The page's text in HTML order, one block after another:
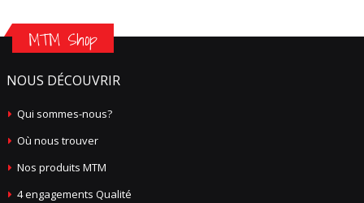
MTM Shop
NOUS DÉCOUVRIR
Qui sommes-nous?
Où nous trouver
Nos produits MTM
4 engagements Qualité